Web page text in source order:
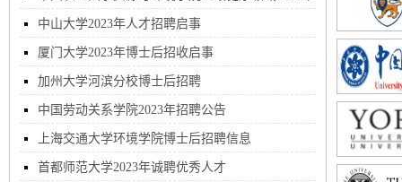
招聘博士后
中山大学2023年人才招聘启事
厦门大学2023年博士后招收启事
加州大学河滨分校博士后招聘
中国劳动关系学院2023年招聘公告
上海交通大学环境学院博士后招聘信息
首都师范大学2023年诚聘优秀人才